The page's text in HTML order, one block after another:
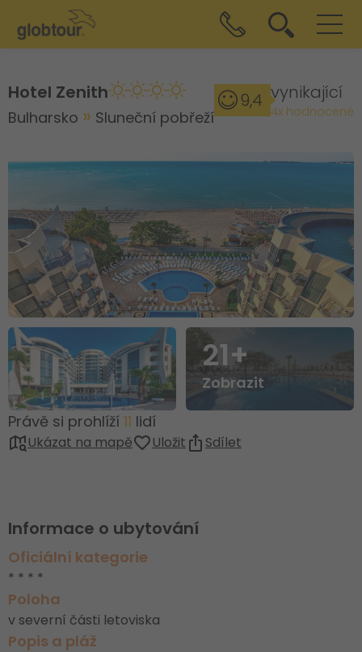
Hotel Zenith
Bulharsko Sluneční pobřeží
9,4 vynikající
4x hodnocené
21+
Zobrazit
Právě si prohlíží 11 lidí
Ukázat na mapě Uložit Sdílet
Informace o ubytování
Oficiální kategorie
* * * *
Poloha
v severní části letoviska
Popis a pláž